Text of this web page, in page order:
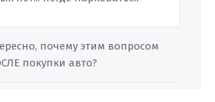
почему этим вопросом
покупки авто?